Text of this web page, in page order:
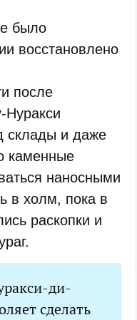
было
восстановлено
после
Нуракси
склады и даже
каменные
наносными
в холм, пока в
раскопки и
ди-
сделать